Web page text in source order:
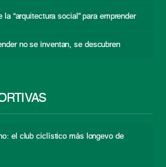
la “arquitectura social” para emprender
no se inventan, se descubren
el club ciclístico más longevo de